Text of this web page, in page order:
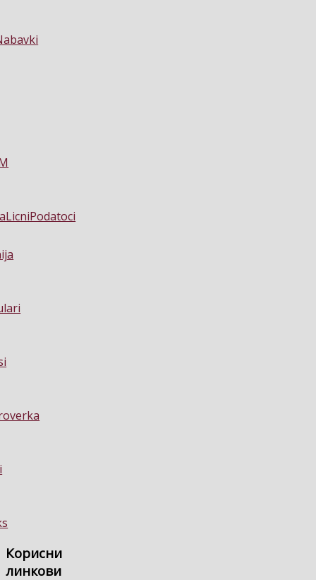
Корисни
линкови